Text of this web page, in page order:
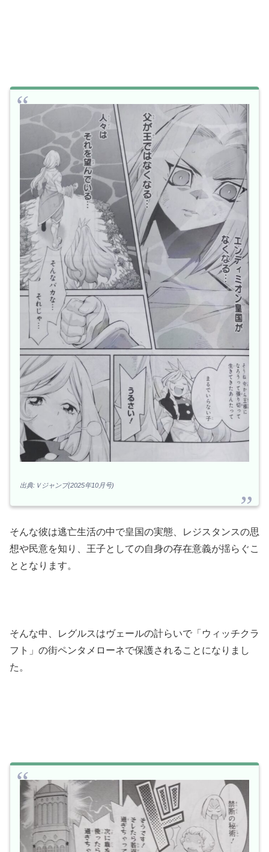
出典:Ｖジャンプ(2025年10月号)
そんな彼は逃亡生活の中で皇国の実態、レジスタンスの思
想や民意を知り、王子としての自身の存在意義が揺らぐこ
ととなります。
そんな中、レグルスはヴェールの計らいで「ウィッチクラ
フト」の街ペンタメローネで保護されることになりまし
た。